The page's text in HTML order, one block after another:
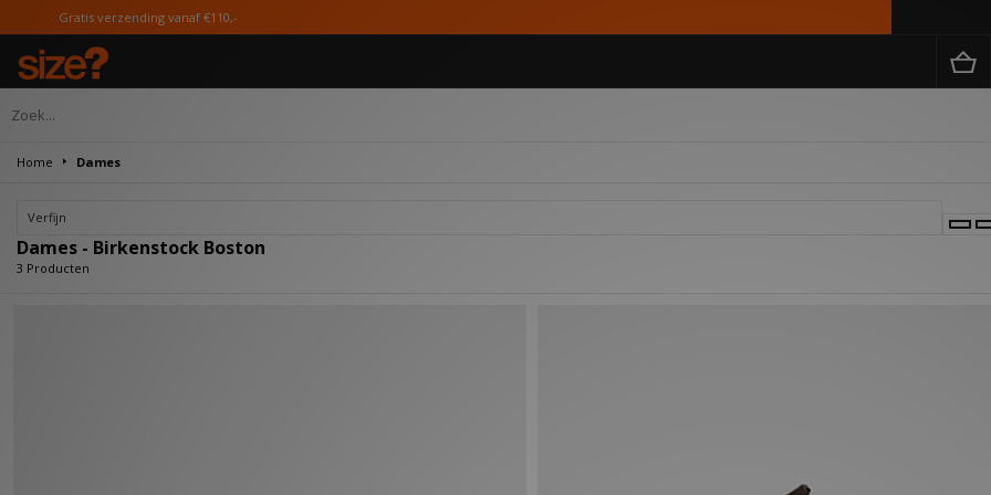
verzending vanaf €110,-
Home Dames
Verfijn
Dames - Birkenstock Boston
3 Producten